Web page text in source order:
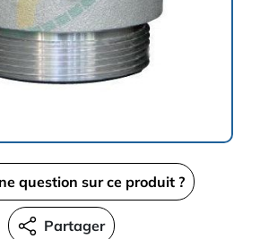
question sur ce produit ?
Partager